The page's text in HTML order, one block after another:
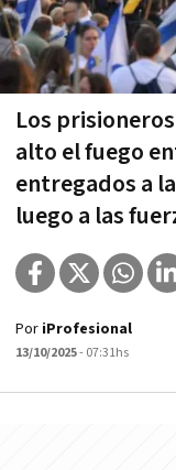
Los
alto el fuego
entregados a
luego a las
Por iProfesional
13/10/2025- 07:31hs